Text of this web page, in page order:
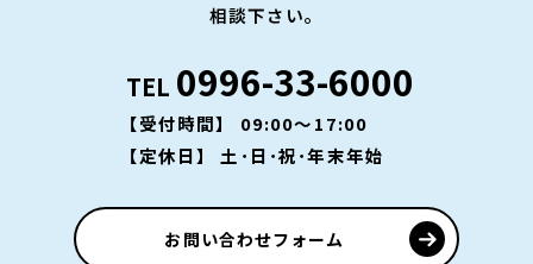
相談下さい。
TEL 0996-33-6000
【受付時間】 09:00～17:00
【定休日】 土･日･祝･年末年始
お問い合わせフォーム